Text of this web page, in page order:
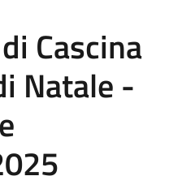
Cascina
Natale -